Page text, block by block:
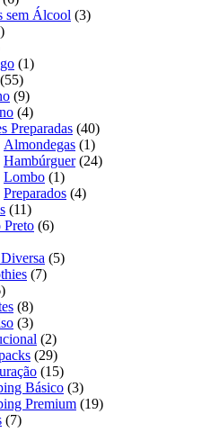
produtos
sem Álcool 33
1230
produtos
11
5555
produtos
99
produtos
44
produtos
Preparadas 4040
produtos
Almondegas 11
produto
Hambúrguer 2424
Lombo 11
produto
Preparados 44
1111
produtos
Preto 66
55
77
86
produtos
88
produtos
33
produtos
22
produtos
2929
produtos
1515
produtos
Básico 33
produtos
Premium 1919
77